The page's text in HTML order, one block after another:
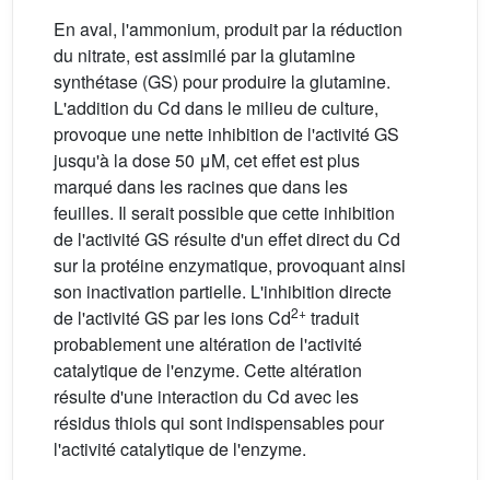
En aval, l'ammonium, produit par la réduction
du nitrate, est assimilé par la glutamine
synthétase (GS) pour produire la glutamine.
L'addition du Cd dans le milieu de culture,
provoque une nette inhibition de l'activité GS
jusqu'à la dose 50 μM, cet effet est plus
marqué dans les racines que dans les
feuilles. Il serait possible que cette inhibition
de l'activité GS résulte d'un effet direct du Cd
sur la protéine enzymatique, provoquant ainsi
son inactivation partielle. L'inhibition directe
de l'activité GS par les ions Cd2+ traduit
probablement une altération de l'activité
catalytique de l'enzyme. Cette altération
résulte d'une interaction du Cd avec les
résidus thiols qui sont indispensables pour
l'activité catalytique de l'enzyme.